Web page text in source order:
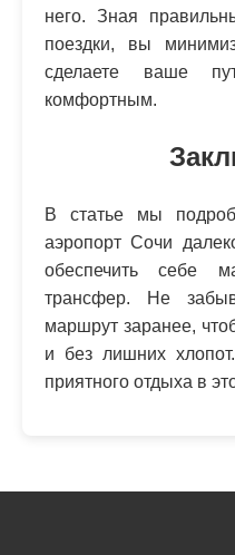
него. Зная
поездки, вы
сделаете ваше
комфортным.
В статье мы
аэропорт Сочи
обеспечить себе
трансфер. Не
маршрут заранее,
и без лишних
приятного отдыха в